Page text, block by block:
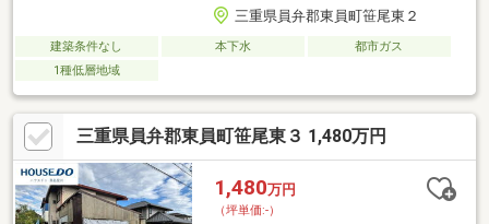
三重県員弁郡東員町笹尾東２
建築条件なし 本下水
都市ガス
1種低層地域
三重県員弁郡東員町笹尾東３ 1,480万円
1,480万円
（坪単価:-）